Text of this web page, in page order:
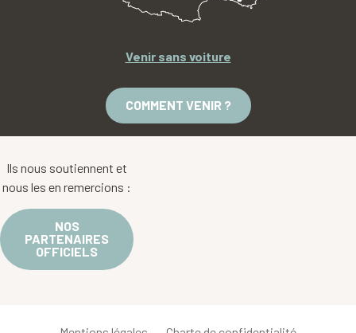
Venir sans voiture
COMMENT VENIR ?
Ils nous soutiennent et
nous les en remercions :
NOS
PARTENAIRES
OFFICIELS